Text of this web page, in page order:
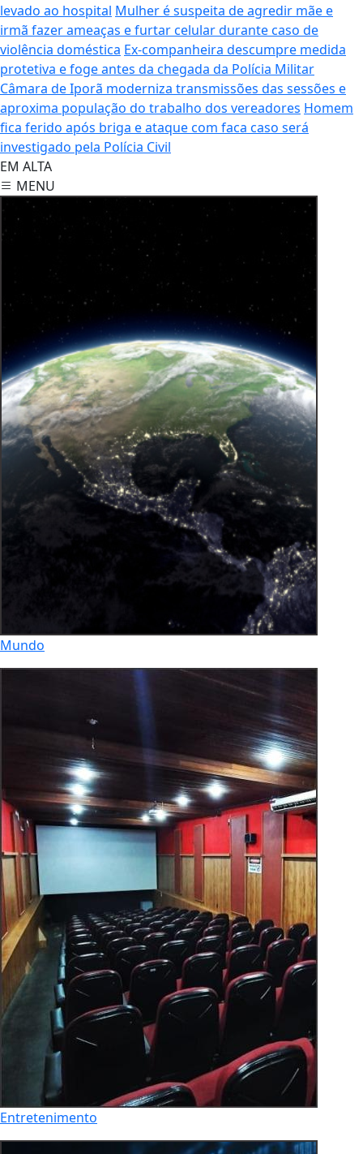
levado ao hospital Mulher é suspeita de agredir mãe e
irmã fazer ameaças e furtar celular durante caso de
violência doméstica Ex-companheira descumpre medida
protetiva e foge antes da chegada da Polícia Militar
Câmara de Iporã moderniza transmissões das sessões e
aproxima população do trabalho dos vereadores Homem
fica ferido após briga e ataque com faca caso será
investigado pela Polícia Civil
EM ALTA
MENU
Mundo
Entretenimento